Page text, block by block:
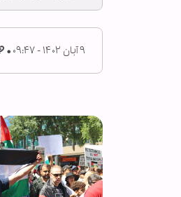
۹ آبان ۱۴۰۲ - ۰۹:۴۷